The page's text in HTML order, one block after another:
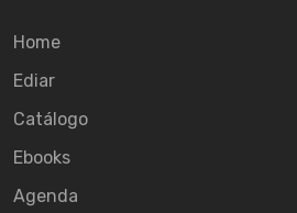
Home
Ediar
Catálogo
Ebooks
Agenda